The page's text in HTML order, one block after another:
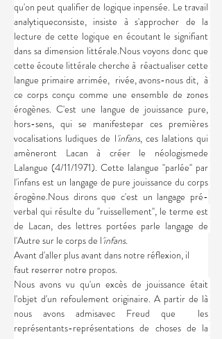
qu'on peut qualifier de logique inpensée. Le travail
analytiqueconsiste, insiste à s'approcher de la
lecture de cette logique en écoutant le signifiant
dans sa dimension littérale.Nous voyons donc que
cette écoute littérale cherche à  réactualiser cette
langue primaire arrimée,  rivée, avons-nous dit,  à
ce corps conçu comme une ensemble de zones
érogènes. C'est une langue de jouissance pure,
hors-sens, qui se manifestepar ces premières
vocalisations ludiques de l'infans, ces lalations qui
amèneront Lacan à créer le néologismede
Lalangue (4/11/1971). Cette lalangue ''parlée'' par
l'infans est un langage de pure jouissance du corps
érogène.Nous dirons que c'est un langage pré-
verbal qui résulte du ''ruissellement'', le terme est
de Lacan, des lettres portées parle langage de
l'Autre sur le corps de l'infans.
Avant d'aller plus avant dans notre réflexion, il
faut reserrer notre propos.
Nous avons vu qu'un excès de jouissance était
l'objet d'un refoulement originaire. A partir de là
nous avons admisavec Freud que  les
représentants-représentations de choses de la